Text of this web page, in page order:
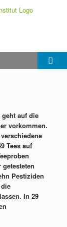
auf die
vorkommen.
Tees auf
Pestiziden
In 29